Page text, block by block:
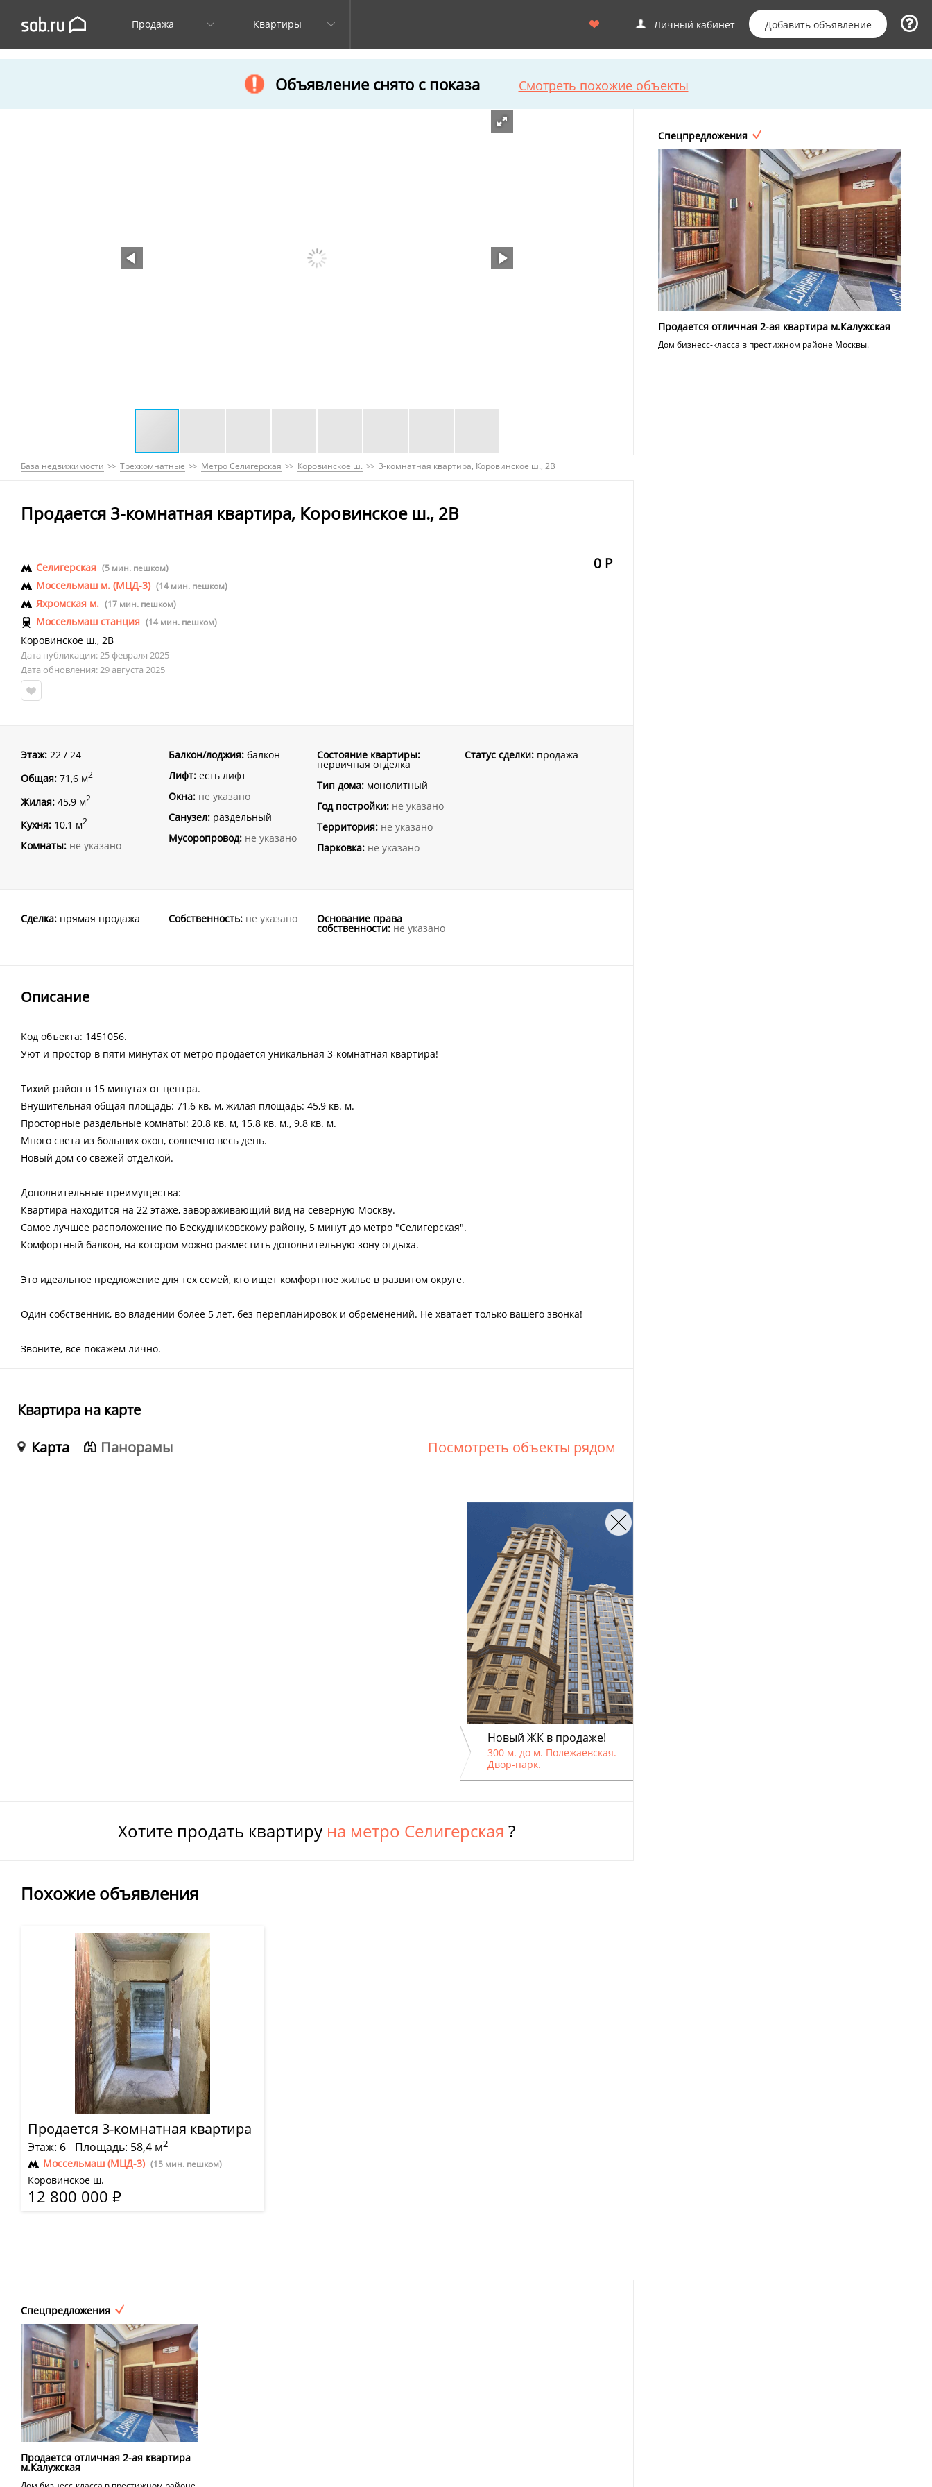
Продажа Квартиры Личный кабинет Добавить объявление
Объявление снято с показа Смотреть похожие объекты
Спецпредложения
Продается отличная 2-ая квартира м.Калужская
Дом бизнесс-класса в престижном районе Москвы.
База недвижимости Трехкомнатные Метро Селигерская Коровинское ш. 3-комнатная квартира, Коровинское ш., 2В
Продается 3-комнатная квартира, Коровинское ш., 2В
0 Р
Селигерская (5 мин. пешком)
Моссельмаш м. (МЦД-3) (14 мин. пешком)
Яхромская м. (17 мин. пешком)
Моссельмаш станция (14 мин. пешком)
Коровинское ш., 2В
Дата публикации: 25 февраля 2025
Дата обновления: 29 августа 2025
Этаж: 22 / 24
Общая: 71,6 м2
Жилая: 45,9 м2
Кухня: 10,1 м2
Комнаты: не указано
Балкон/лоджия: балкон
Лифт: есть лифт
Окна: не указано
Санузел: раздельный
Мусоропровод: не указано
Состояние квартиры:
первичная отделка
Тип дома:монолитный
Год постройки: не указано
Территория: не указано
Парковка: не указано
Статус сделки:продажа
Сделка: прямая продажа Собственность: не указано Основание права
собственности: не указано
Описание
Код объекта: 1451056.
Уют и простор в пяти минутах от метро продается уникальная 3-комнатная квартира!
Тихий район в 15 минутах от центра.
Внушительная общая площадь: 71,6 кв. м, жилая площадь: 45,9 кв. м.
Просторные раздельные комнаты: 20.8 кв. м, 15.8 кв. м., 9.8 кв. м.
Много света из больших окон, солнечно весь день.
Новый дом со свежей отделкой.
Дополнительные преимущества:
Квартира находится на 22 этаже, завораживающий вид на северную Москву.
Самое лучшее расположение по Бескудниковскому району, 5 минут до метро "Селигерская".
Комфортный балкон, на котором можно разместить дополнительную зону отдыха.
Это идеальное предложение для тех семей, кто ищет комфортное жилье в развитом округе.
Один собственник, во владении более 5 лет, без перепланировок и обременений. Не хватает только вашего звонка!
Звоните, все покажем лично.
Квартира на карте
Карта
Панорамы Посмотреть объекты рядом
Новый ЖК в продаже!
300 м. до м. Полежаевская.
Двор-парк.
Похожие объявления
Продается 3-комнатная квартира
Этаж: 6 Площадь: 58,4 м2
Моссельмаш (МЦД-3) (15 мин. пешком)
Коровинское ш.
12 800 000 Р
Хотите продать квартиру на метро Селигерская ?
Спецпредложения
Продается отличная 2-ая квартира
м.Калужская